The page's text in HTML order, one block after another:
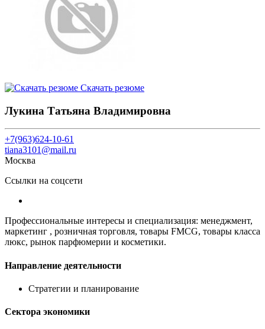
Скачать резюме
Лукина Татьяна Владимировна
+7(963)624-10-61
tiana3101@mail.ru
Москва
Ссылки на соцсети
Профессиональные интересы и специализация: менеджмент,
маркетинг , розничная торговля, товары FMCG, товары класса
люкс, рынок парфюмерии и косметики.
Направление деятельности
Стратегии и планирование
Сектора экономики